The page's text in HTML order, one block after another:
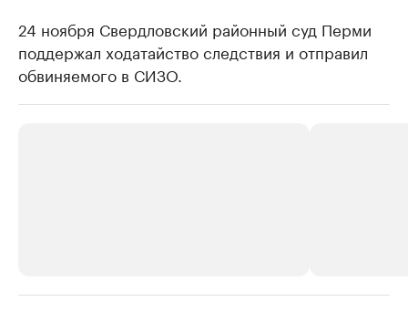
24 ноября Свердловский районный суд Перми
поддержал ходатайство следствия и отправил
обвиняемого в СИЗО.